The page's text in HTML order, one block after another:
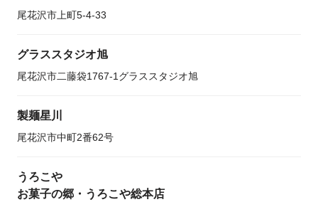
尾花沢市上町5-4-33
グラススタジオ旭
尾花沢市二藤袋1767-1グラススタジオ旭
製麺星川
尾花沢市中町2番62号
うろこや
お菓子の郷・うろこや総本店